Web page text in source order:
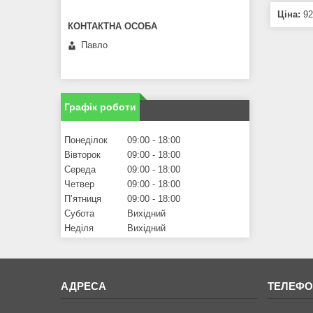
Ціна:
Павло
Графік роботи
Понеділок 09:00
18:00
Вівторок
09:00
18:00
Середа
09:00
18:00
Четвер
09:00
18:00
Пʼятниця
09:00
18:00
Субота
Вихідний
Неділя
Вихідний